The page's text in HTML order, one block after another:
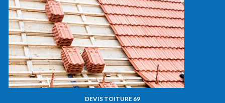
DEVIS TOITURE 69